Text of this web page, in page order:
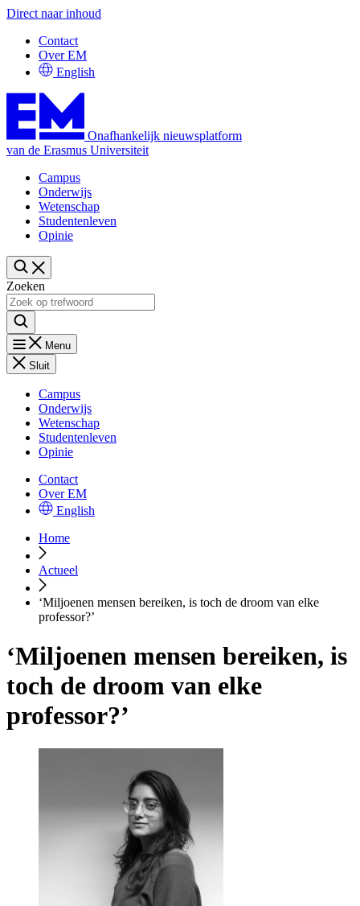
Direct naar inhoud
Contact
Over EM
English
Onafhankelijk nieuwsplatform
van de Erasmus Universiteit
Campus
Onderwijs
Wetenschap
Studentenleven
Opinie
Zoeken
Menu
Sluit
Campus
Onderwijs
Wetenschap
Studentenleven
Opinie
Contact
Over EM
English
Home
Actueel
‘Miljoenen mensen bereiken, is toch de droom van elke
professor?’
‘Miljoenen mensen bereiken, is
toch de droom van elke
professor?’